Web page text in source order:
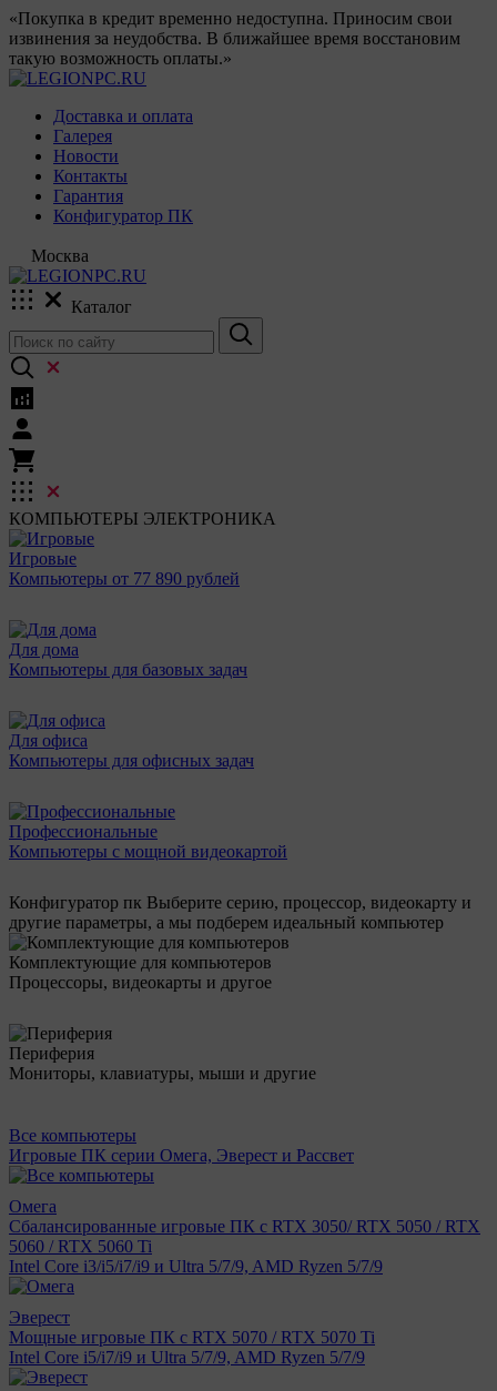
«Покупка в кредит временно недоступна. Приносим свои
извинения за неудобства. В ближайшее время восстановим
такую возможность оплаты.»
Доставка и оплата
Галерея
Новости
Контакты
Гарантия
Конфигуратор ПК
Москва
Каталог
КОМПЬЮТЕРЫ ЭЛЕКТРОНИКА
Игровые
Компьютеры от 77 890 рублей
Для дома
Компьютеры для базовых задач
Для офиса
Компьютеры для офисных задач
Профессиональные
Компьютеры с мощной видеокартой
Конфигуратор пк Выберите серию, процессор, видеокарту и
другие параметры, а мы подберем идеальный компьютер
Комплектующие для компьютеров
Процессоры, видеокарты и другое
Периферия
Мониторы, клавиатуры, мыши и другие
Все компьютеры
Игровые ПК серии Омега, Эверест и Рассвет
Омега
Сбалансированные игровые ПК с RTX 3050/ RTX 5050 / RTX
5060 / RTX 5060 Ti
Intel Core i3/i5/i7/i9 и Ultra 5/7/9, AMD Ryzen 5/7/9
Эверест
Мощные игровые ПК с RTX 5070 / RTX 5070 Ti
Intel Core i5/i7/i9 и Ultra 5/7/9, AMD Ryzen 5/7/9